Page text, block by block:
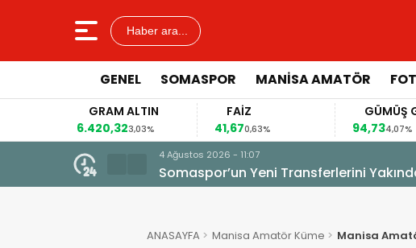
Haber ara...
GENEL SOMASPOR MANISA AMATÖR
GRAM ALTIN
6.420,323,03%
FAİZ
41,670,63%
GÜMÜŞ
94,734,07%
3 Ağustos 2026 - 12:23
U15 Kız Milli Takımı Seçme Kampında
ANASAYFA Manisa Amatör Küme Manisa